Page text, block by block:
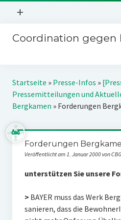
Menü
+
Mitmachen
Über uns
Kontakt
Impressum
Störfälle
Coordination gegen
Kampagnen
Stichwort BAYER
Jahrestagung
Startseite » Presse-Infos »
Pressemitteilungen und
Bergkamen » Forderungen
Forderungen
Veröffentlicht am 1. Januar 2000 von
unterstützen Sie unsere
>BAYER muss das Werk
sanieren, dass die